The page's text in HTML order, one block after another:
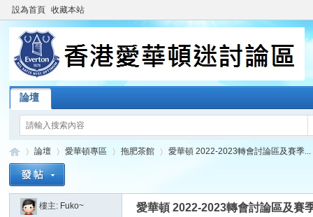
設為首頁 收藏本站
論壇
»
論壇
›
愛華頓專區 拖肥茶館
›
愛華頓 2022-2023轉會討論區及賽季...
樓主: Fuko~ 愛華頓 2022-2023轉會討論區及賽